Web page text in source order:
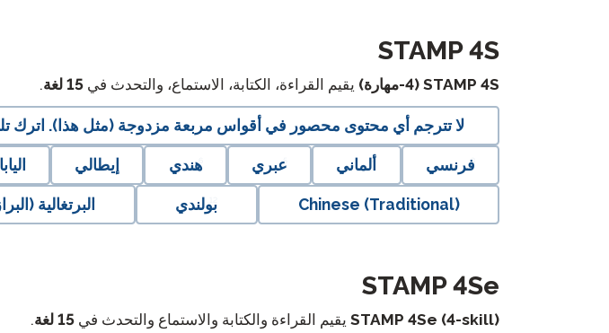
STAMP 4S
STAMP 4S (4-مهارة) يقيم القراءة، الكتابة، الاستماع، والتحدث في 15لغة.
لا تترجم أي محتوى محصور في أقواس مربعة مزدوجة (مثل هذا). اترك
فرنسي ألماني عبري هندي إيطالي
Chinese (Traditional) بولندي البرتغالية
STAMP 4Se
STAMP 4Se (4-skill)يقيم القراءة والكتابة والاستماع والتحدث في 15لغة.